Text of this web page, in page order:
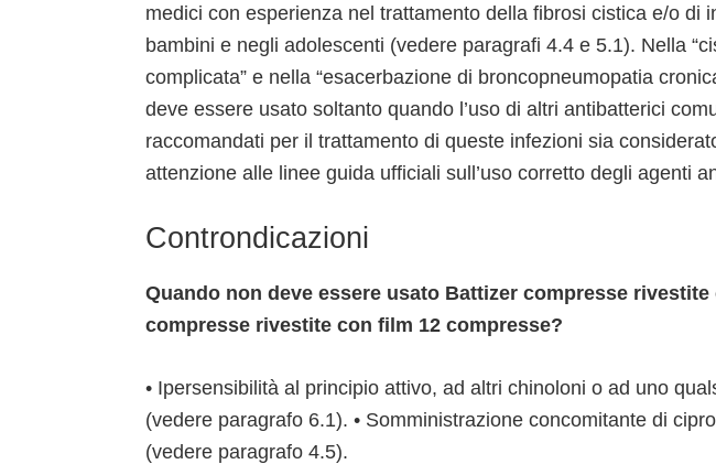
medici con esperienza nel trattamento della fibrosi cistica e/o di
bambini e negli adolescenti (vedere paragrafi 4.4 e 5.1). Nella
complicata” e nella “esacerbazione di broncopneumopatia
deve essere usato soltanto quando l’uso di altri antibatterici
raccomandati per il trattamento di queste infezioni sia
attenzione alle linee guida ufficiali sull’uso corretto degli agenti
Controndicazioni
Quando non deve essere usato Battizer compresse rivestite
compresse rivestite con film 12 compresse?
• Ipersensibilità al principio attivo, ad altri chinoloni o ad uno
(vedere paragrafo 6.1). • Somministrazione concomitante di
(vedere paragrafo 4.5).